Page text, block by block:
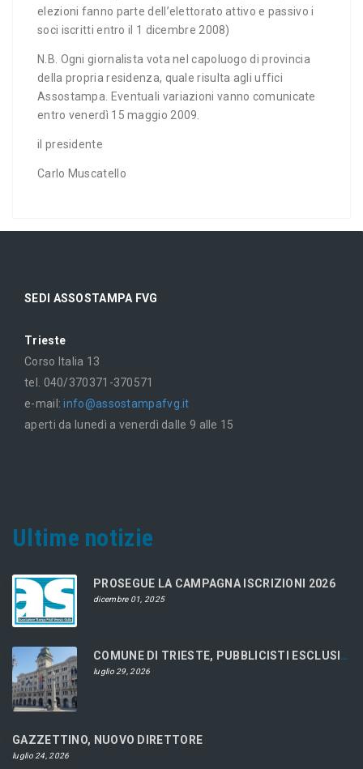
elezioni fanno parte dell’elettorato attivo e passivo i
soci iscritti entro il 1 dicembre 2008)
N.B. Ogni giornalista vota nel capoluogo di provincia
della propria residenza, quale risulta agli uffici
Assostampa. Eventuali variazioni vanno comunicate
entro venerdì 15 maggio 2009.
il presidente
Carlo Muscatello
SEDI ASSOSTAMPA FVG
Trieste
Corso Italia 13
tel. 040/370371-370571
e-mail:info@assostampafvg.it
aperti da lunedì a venerdì dalle 9 alle 15
Ultime notizie
PROSEGUE LA CAMPAGNA ISCRIZIONI 2026
dicembre 01, 2025
COMUNE DI TRIESTE, PUBBLICISTI ESCLUSI DAL CONCORSO
luglio 29, 2026
GAZZETTINO, NUOVO DIRETTORE
luglio 24, 2026